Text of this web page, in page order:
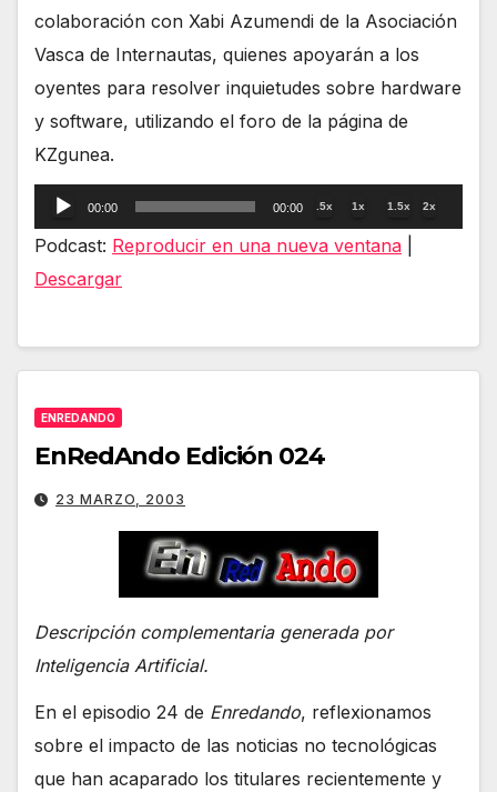
colaboración con Xabi Azumendi de la Asociación
Vasca de Internautas, quienes apoyarán a los
oyentes para resolver inquietudes sobre hardware
y software, utilizando el foro de la página de
KZgunea.
Reproductor
de
audio
00:00 00:00 .5x 1x 1.5x 2x
Podcast: Reproducir en una nueva ventana
Descargar
ENREDANDO
EnRedAndo Edición 024
23 MARZO, 2003
Descripción complementaria generada por
Inteligencia Artificial.
En el episodio 24 de Enredando, reflexionamos
sobre el impacto de las noticias no tecnológicas
que han acaparado los titulares recientemente y